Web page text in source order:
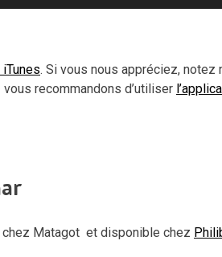
. Si vous nous appréciez, notez
recommandons d’utiliser
chez Matagot et disponible chez